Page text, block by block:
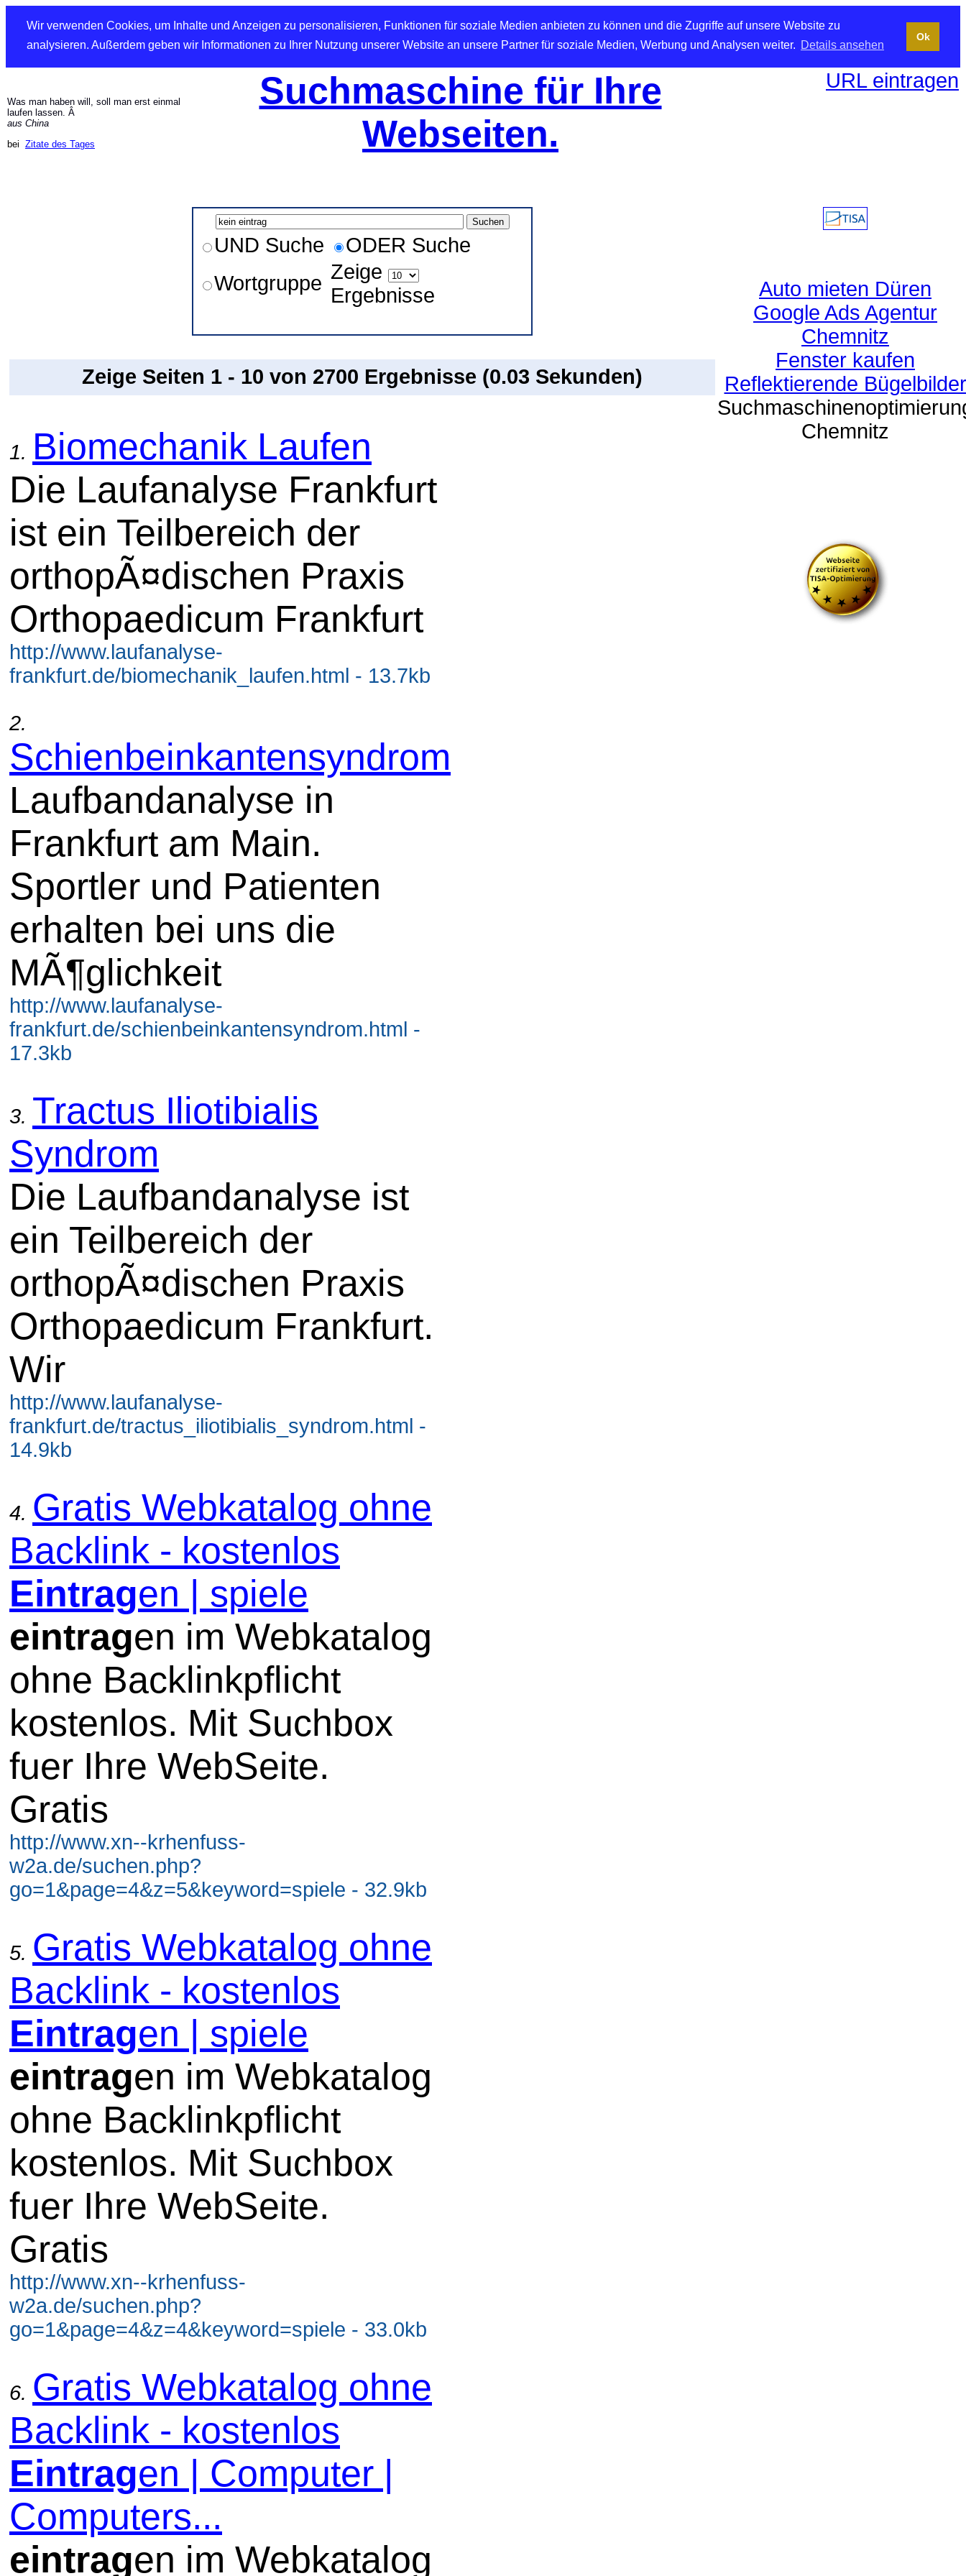
Wir verwenden Cookies, um Inhalte und Anzeigen zu personalisieren, Funktionen für soziale Medien anbieten zu können und die Zugriffe auf unsere Website zu
analysieren. Außerdem geben wir Informationen zu Ihrer Nutzung unserer Website an unsere Partner für soziale Medien, Werbung und Analysen weiter. Details ansehen
Ok
Was man haben will, soll man erst einmal
laufen lassen. Â
aus China
bei Zitate des Tages
Suchmaschine für Ihre
Webseiten.
URL eintragen
UND Suche
ODER Suche
Wortgruppe Zeige
Ergebnisse
Zeige Seiten 1 - 10 von 2700 Ergebnisse (0.03 Sekunden)
1. Biomechanik Laufen
Die Laufanalyse Frankfurt
ist ein Teilbereich der
orthopÃ¤dischen Praxis
Orthopaedicum Frankfurt
http://www.laufanalyse-
frankfurt.de/biomechanik_laufen.html - 13.7kb
2.
Schienbeinkantensyndrom
Laufbandanalyse in
Frankfurt am Main.
Sportler und Patienten
erhalten bei uns die
MÃ¶glichkeit
http://www.laufanalyse-
frankfurt.de/schienbeinkantensyndrom.html -
17.3kb
3. Tractus Iliotibialis
Syndrom
Die Laufbandanalyse ist
ein Teilbereich der
orthopÃ¤dischen Praxis
Orthopaedicum Frankfurt.
Wir
http://www.laufanalyse-
frankfurt.de/tractus_iliotibialis_syndrom.html -
14.9kb
4. Gratis Webkatalog ohne
Backlink - kostenlos
Eintragen | spiele
eintragen im Webkatalog
ohne Backlinkpflicht
kostenlos. Mit Suchbox
fuer Ihre WebSeite.
Gratis
http://www.xn--krhenfuss-
w2a.de/suchen.php?
go=1&page=4&z=5&keyword=spiele - 32.9kb
5. Gratis Webkatalog ohne
Backlink - kostenlos
Eintragen | spiele
eintragen im Webkatalog
ohne Backlinkpflicht
kostenlos. Mit Suchbox
fuer Ihre WebSeite.
Gratis
http://www.xn--krhenfuss-
w2a.de/suchen.php?
go=1&page=4&z=4&keyword=spiele - 33.0kb
6. Gratis Webkatalog ohne
Backlink - kostenlos
Eintragen | Computer |
Computers...
eintragen im Webkatalog
Auto mieten Düren
Google Ads Agentur
Chemnitz
Fenster kaufen
Reflektierende Bügelbilder
Chemnitz